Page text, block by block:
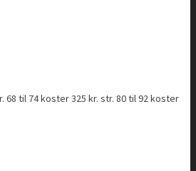
til 74 koster 325 kr. str. 80 til 92 koster